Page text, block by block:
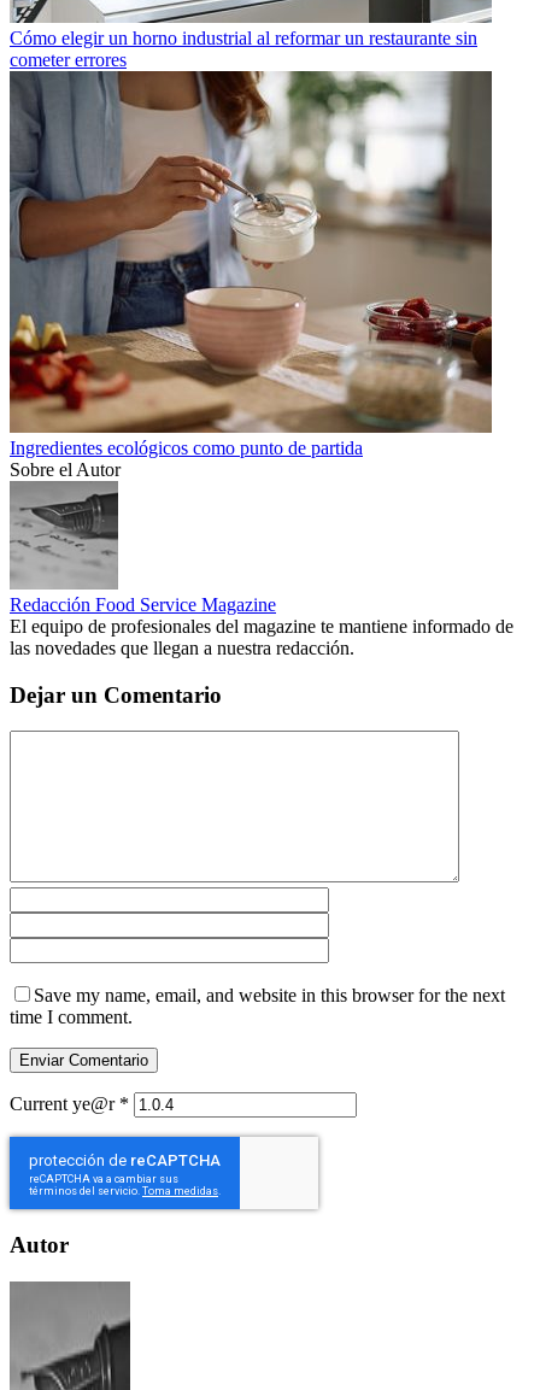
Cómo elegir un horno industrial al reformar un restaurante sin
cometer errores
Ingredientes ecológicos como punto de partida
Sobre el Autor
Redacción Food Service Magazine
El equipo de profesionales del magazine te mantiene informado de
las novedades que llegan a nuestra redacción.
Dejar un Comentario
Save my name, email, and website in this browser for the next
time I comment.
Current ye@r *
Autor